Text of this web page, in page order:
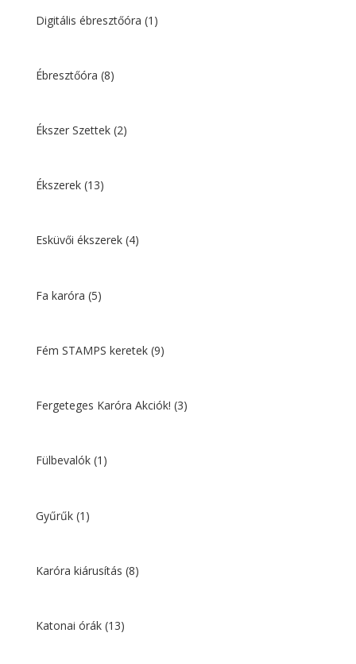
Digitális ébresztőóra (1)
Ébresztőóra (8)
Ékszer Szettek (2)
Ékszerek (13)
Esküvői ékszerek (4)
Fa karóra (5)
Fém STAMPS keretek (9)
Fergeteges Karóra Akciók! (3)
Fülbevalók (1)
Gyűrűk (1)
Karóra kiárusítás (8)
Katonai órák (13)